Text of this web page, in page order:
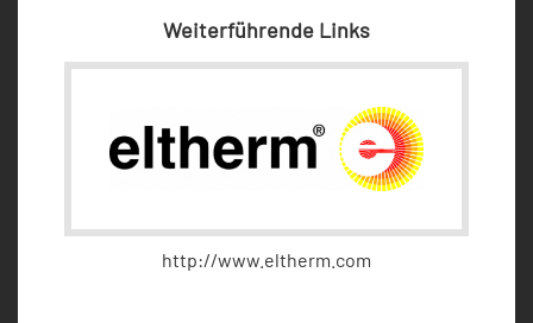
Weiterführende Links
http://www.eltherm.com